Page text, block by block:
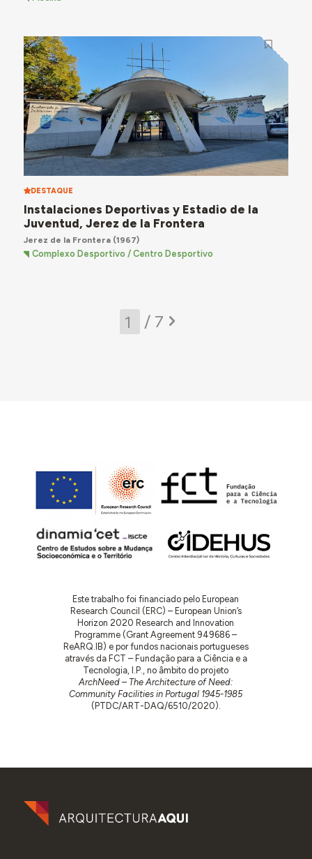
DESTAQUE
Instalaciones Deportivas y Estadio de la
Juventud, Jerez de la Frontera
Jerez de la Frontera(1967)
Complexo Desportivo / Centro Desportivo
/ 7
Este trabalho foi financiado pelo European
Research Council (ERC) – European Union’s
Horizon 2020 Research and Innovation
Programme (Grant Agreement 949686 –
ReARQ.IB) e por fundos nacionais portugueses
através da FCT – Fundação para a Ciência e a
Tecnologia, I.P., no âmbito do projeto
ArchNeed – The Architecture of Need:
Community Facilities in Portugal 1945-1985
(PTDC/ART-DAQ/6510/2020).